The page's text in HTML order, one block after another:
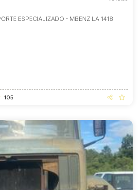
ESPECIALIZADO - MBENZ LA 1418
105